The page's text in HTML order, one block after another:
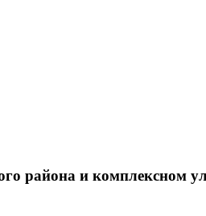
района и комплексном